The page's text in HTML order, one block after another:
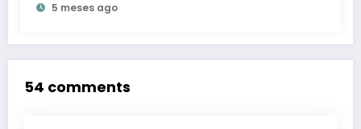
5 meses ago
54 comments